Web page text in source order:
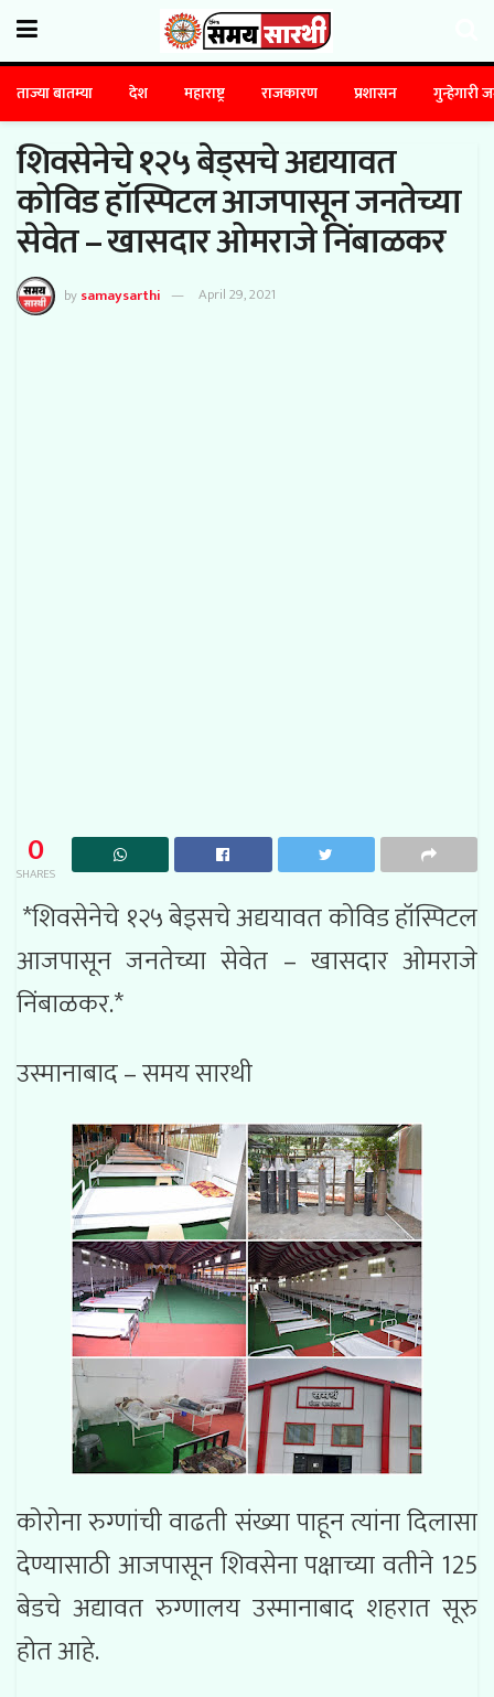
ताज्या बातम्या देश महाराष्ट्र राजकारण प्रशासन गुन्हेगारी
शिवसेनेचे १२५ बेड्सचे अद्ययावत
कोविड हॉस्पिटल आजपासून जनतेच्या
सेवेत – खासदार ओमराजे निंबाळकर
bysamaysarthi April 29, 2021
0
SHARES
*शिवसेनेचे १२५ बेड्सचे अद्ययावत कोविड हॉस्पिटल
आजपासून जनतेच्या सेवेत – खासदार ओमराजे
निंबाळकर.*
उस्मानाबाद – समय सारथी
कोरोना रुग्णांची वाढती संख्या पाहून त्यांना दिलासा
देण्यासाठी आजपासून शिवसेना पक्षाच्या वतीने 125
बेडचे अद्यावत रुग्णालय उस्मानाबाद शहरात सूरु
होत आहे.